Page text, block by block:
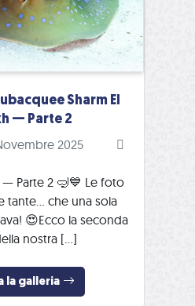
Sharm El
— Parte 2
2025
— Parte 2 🤿💙 Le foto
tante… che una sola
😍Ecco la seconda
nostra […]
la galleria